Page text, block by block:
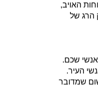
האויב,
הרג של
שכם.
העיר.
שמדובר